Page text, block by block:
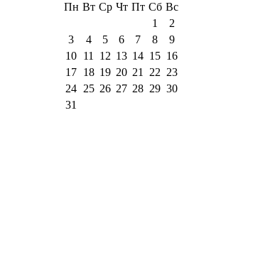
Пн Вт Ср Чт Пт Сб Вс
1
2
3
4 5 6 7 8
9
10 11 12 13 14 15 16
17 18 19 20 21 22 23
24 25 26 27 28 29 30
31